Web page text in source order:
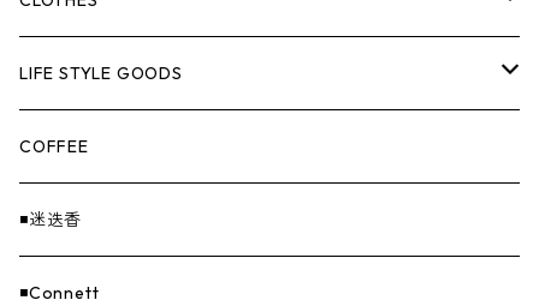
EX-GATE（エクスゲート）
UNITIUM.
THE UNFORM STORE オリジナル
クッカー＆カトラリー
バーナー
焚火
寝具
TOPS
PANTS
CAP
GOODS
LIFE STYLE GOODS
ステッカー
COFFEE
◾️迷迭香
◾️Connett